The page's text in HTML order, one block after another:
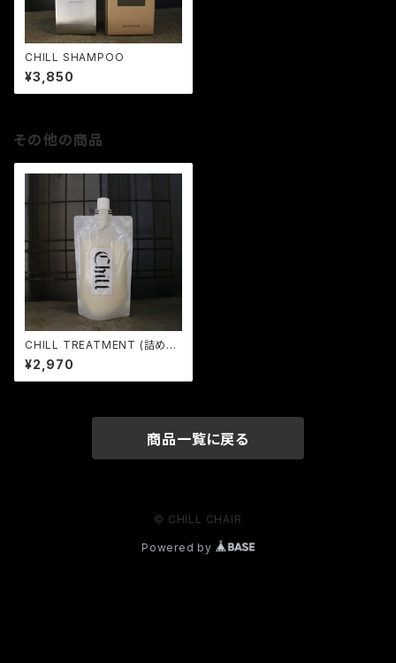
CHILL SHAMPOO
¥3,850
その他の商品
CHILL TREATMENT (詰め替
え用)
¥2,970
商品一覧に戻る
© CHILL CHAIR
Powered by